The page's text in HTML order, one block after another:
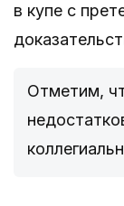
в купе с
Отметим,